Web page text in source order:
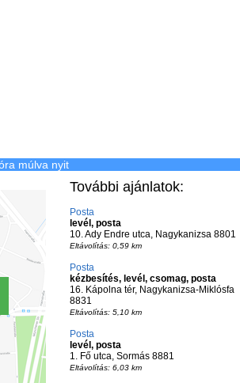
múlva nyit
További ajánlatok:
Posta
levél, posta
10. Ady Endre utca, Nagykanizsa 8801
Eltávolítás: 0,59 km
Posta
kézbesítés, levél, csomag, posta
16. Kápolna tér, Nagykanizsa-Miklósfa
8831
Eltávolítás: 5,10 km
Posta
levél, posta
1. Fő utca, Sormás 8881
Eltávolítás: 6,03 km